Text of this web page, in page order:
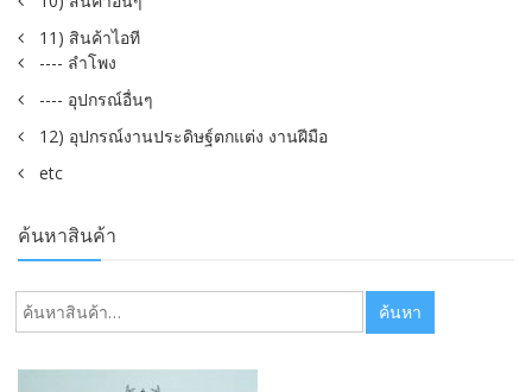
11) สินค้าไอที
---- ลำโพง
---- อุปกรณ์อื่นๆ
12) อุปกรณ์งานประดิษฐ์ตกแต่ง งานฝีมือ
etc
ค้นหาสินค้า
ค้นหา: ค้นหา